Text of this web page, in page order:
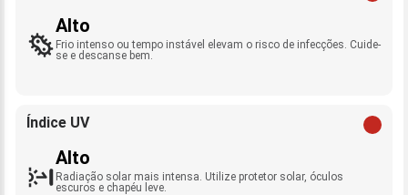
Alto
Frio intenso ou tempo instável elevam o risco de infecções. Cuide-
se e descanse bem.
Índice UV
Alto
Radiação solar mais intensa. Utilize protetor solar, óculos
escuros e chapéu leve.